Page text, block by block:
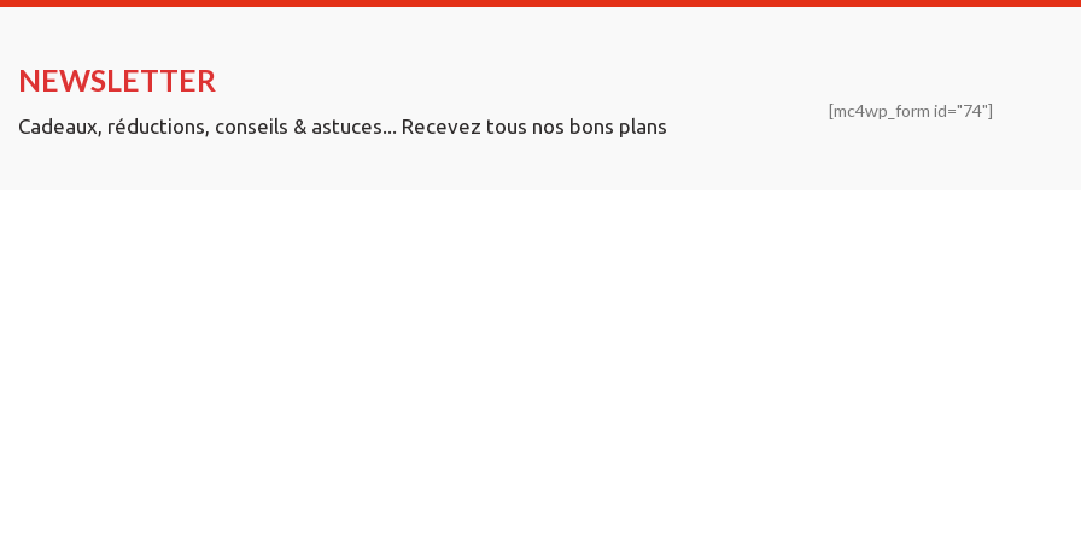
NEWSLETTER
Cadeaux, réductions, conseils & astuces... Recevez tous nos bons plans
[mc4wp_form id="74"]